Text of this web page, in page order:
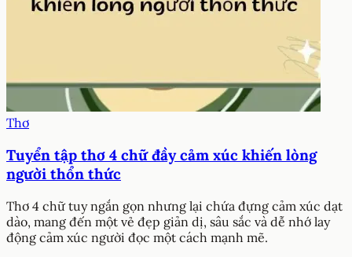
Thơ
Tuyển tập thơ 4 chữ đầy cảm xúc khiến lòng
người thổn thức
Thơ 4 chữ tuy ngắn gọn nhưng lại chứa đựng cảm xúc dạt
dào, mang đến một vẻ đẹp giản dị, sâu sắc và dễ nhớ lay
động cảm xúc người đọc một cách mạnh mẽ.